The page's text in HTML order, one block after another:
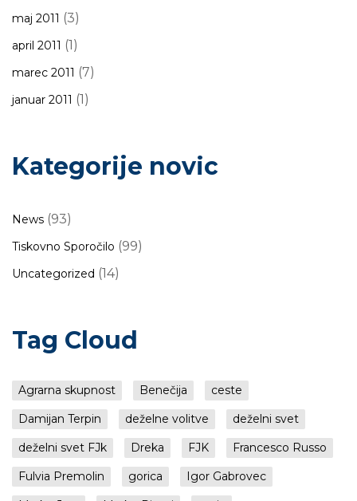
maj 2011 (3)
april 2011 (1)
marec 2011 (7)
januar 2011 (1)
Kategorije novic
News (93)
Tiskovno Sporočilo (99)
Uncategorized (14)
Tag Cloud
Agrarna skupnost Benečija
ceste
Damijan Terpin
deželne volitve
deželni svet
deželni svet FJk
Dreka FJK
Francesco Russo
Fulvia Premolin
gorica
Igor Gabrovec